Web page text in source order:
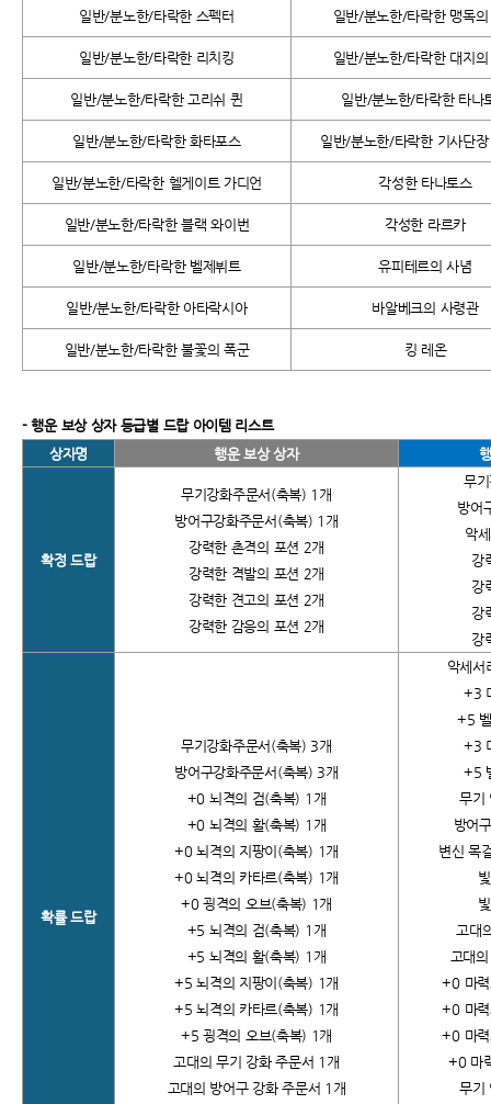
일반/분노한/타락한 스펙터 일반/분노한/타락한 맹독
일반/분노한/타락한 리치킹 일반/분노한/타락한 대지
일반/분노한/타락한 고리쉬 퀸 일반/분노한/타락한 타나
일반/분노한/타락한 화타포스 일반/분노한/타락한 기사단
일반/분노한/타락한 헬게이트 가디언 각성한 타나토스
일반/분노한/타락한 블랙 와이번 각성한 라르카
일반/분노한/타락한 벨제뷔트 유피테르의 사념
일반/분노한/타락한 아타락시아 바알베크의 사령관
일반/분노한/타락한 불꽃의 폭군 킹 레온
-행운 보상 상자 등급별 드랍 아이템 리스트
상자명
행운 보상 상자
확정 드랍
무기강화주문서(축복) 1개
방어구강화주문서(축복) 1개
강력한 촌격의 포션 2개
강력한 격발의 포션 2개
강력한 견고의 포션 2개
강력한 감응의 포션 2개
무
방어
악
강
강
강
강
확률 드랍
무기강화주문서(축복) 3개
방어구강화주문서(축복) 3개
+0 뇌격의 검(축복) 1개
+0 뇌격의 활(축복) 1개
+0뇌격의 지팡이(축복) 1개
+0뇌격의 카타르(축복) 1개
+0 굉격의 오브(축복) 1개
+5 뇌격의 검(축복) 1개
+5 뇌격의 활(축복) 1개
+5뇌격의 지팡이(축복) 1개
+5뇌격의 카타르(축복) 1개
+5 굉격의 오브(축복) 1개
고대의 무기 강화 주문서 1개
고대의 방어구 강화 주문서 1개
악세서
+3
+5
+3
+5
무기
방어
변신 목
고대
고대
+0 마
+0 마
+0 마
+0 마
무기